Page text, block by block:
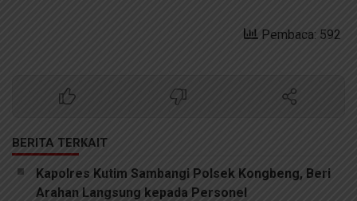
Pembaca: 592
BERITA TERKAIT
Kapolres Kutim Sambangi Polsek Kongbeng, Beri
Arahan Langsung kepada Personel